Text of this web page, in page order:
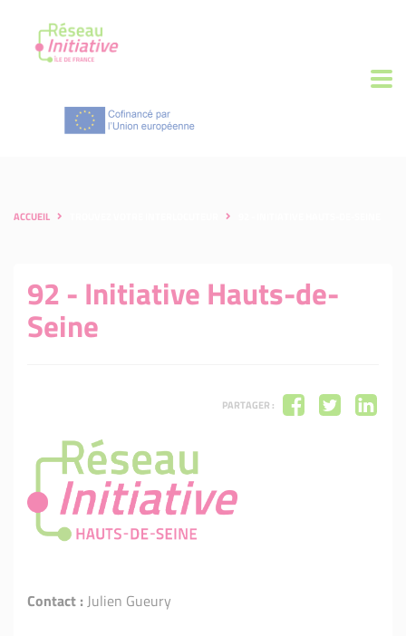
ACCUEIL
92 - Initiative Hauts-de-
Seine
PARTAGER :
Contact : Julien Gueury